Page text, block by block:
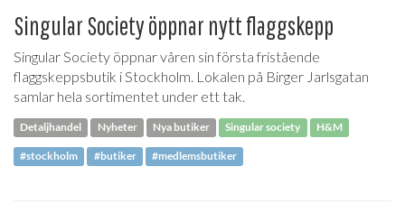
Singular Society öppnar nytt flaggskepp
Singular Society öppnar våren sin första fristående
flaggskeppsbutik i Stockholm. Lokalen på Birger Jarlsgatan
samlar hela sortimentet under ett tak.
Detaljhandel Nyheter Nya butiker Singular society H&M
#stockholm #butiker #medlemsbutiker